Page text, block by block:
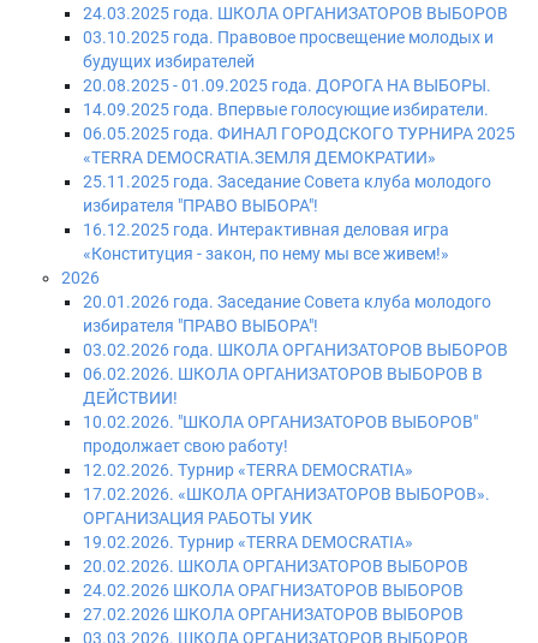
24.03.2025 года. ШКОЛА ОРГАНИЗАТОРОВ ВЫБОРОВ
03.10.2025 года. Правовое просвещение молодых и
будущих избирателей
20.08.2025 - 01.09.2025 года. ДОРОГА НА ВЫБОРЫ.
14.09.2025 года. Впервые голосующие избиратели.
06.05.2025 года. ФИНАЛ ГОРОДСКОГО ТУРНИРА 2025
«TERRA DEMOCRATIA.ЗЕМЛЯ ДЕМОКРАТИИ»
25.11.2025 года. Заседание Совета клуба молодого
избирателя "ПРАВО ВЫБОРА"!
16.12.2025 года. Интерактивная деловая игра
«Конституция - закон, по нему мы все живем!»
2026
20.01.2026 года. Заседание Совета клуба молодого
избирателя "ПРАВО ВЫБОРА"!
03.02.2026 года. ШКОЛА ОРГАНИЗАТОРОВ ВЫБОРОВ
06.02.2026. ШКОЛА ОРГАНИЗАТОРОВ ВЫБОРОВ В
ДЕЙСТВИИ!
10.02.2026. "ШКОЛА ОРГАНИЗАТОРОВ ВЫБОРОВ"
продолжает свою работу!
12.02.2026. Турнир «TERRA DEMOCRATIA»
17.02.2026. «ШКОЛА ОРГАНИЗАТОРОВ ВЫБОРОВ».
ОРГАНИЗАЦИЯ РАБОТЫ УИК
19.02.2026. Турнир «TERRA DEMOCRATIA»
20.02.2026. ШКОЛА ОРГАНИЗАТОРОВ ВЫБОРОВ
24.02.2026 ШКОЛА ОРАГНИЗАТОРОВ ВЫБОРОВ
27.02.2026 ШКОЛА ОРГАНИЗАТОРОВ ВЫБОРОВ
03.03.2026. ШКОЛА ОРГАНИЗАТОРОВ ВЫБОРОВ